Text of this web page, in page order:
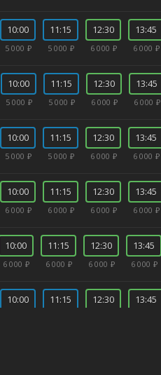
10:00
5 000 ₽
11:15
5 000 ₽
12:30
6 000 ₽
13:45
6 000 ₽
10:00
5 000 ₽
11:15
5 000 ₽
12:30
6 000 ₽
13:45
6 000 ₽
10:00
5 000 ₽
11:15
5 000 ₽
12:30
6 000 ₽
13:45
6 000 ₽
10:00
6 000 ₽
11:15
6 000 ₽
12:30
6 000 ₽
13:45
6 000 ₽
10:00
6 000 ₽
11:15
6 000 ₽
12:30
6 000 ₽
13:45
6 000 ₽
10:00 11:15 12:30 13:45